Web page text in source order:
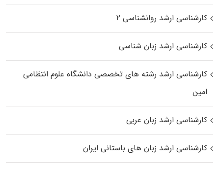
کارشناسی ارشد روانشناسی ۲
کارشناسی ارشد زبان شناسی
کارشناسی ارشد رﺷﺘﻪ ﻫﺎی تخصصی داﻧﺸﮕﺎه ﻋﻠﻮم انتظامی
اﻣﻴﻦ
کارشناسی ارشد زبان عربی
کارشناسی ارشد زبان‌ های باستانی ایران